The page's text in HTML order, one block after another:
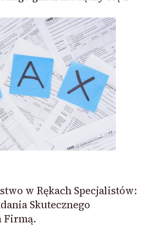
w Rękach Specjalistów:
Skutecznego
Firmą.